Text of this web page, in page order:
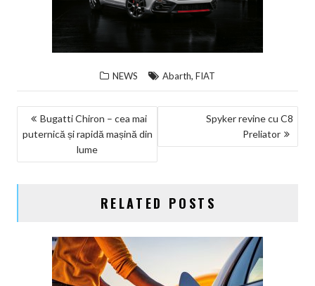
NEWS Abarth, FIAT
NAVIGARE
ÎN
ARTICOLE
Bugatti Chiron – cea mai
puternică și rapidă mașină din
lume
Spyker revine cu C8
Preliator
RELATED POSTS